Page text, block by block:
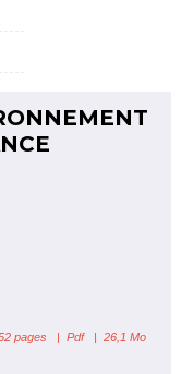
pages | Pdf | 26,1 Mo